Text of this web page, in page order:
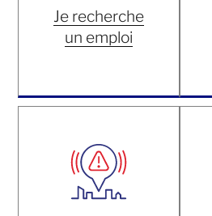
Je recherche
un emploi